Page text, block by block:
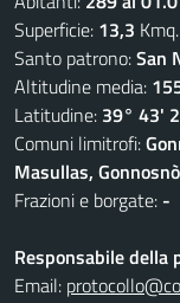
Superficie: 13,3
Santo patrono:San
Altitudine media:
Latitudine: 39° 43'
Comuni limitrofi:
Masullas, Gonnosnò
Frazioni e borgate: -
Responsabile della
Email: